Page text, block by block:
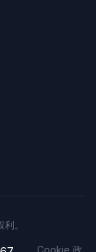
。
Cookie 政